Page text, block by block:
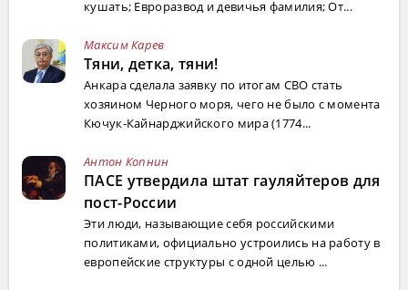
кушать; Евроразвод и девичья фамилия; От...
Максим Карев
Тяни, детка, тяни!
Анкара сделала заявку по итогам СВО стать
хозяином Черного моря, чего не было с момента
Кючук-Кайнарджийского мира (1774...
Антон Копнин
ПАСЕ утвердила штат гауляйтеров для
пост-России
Эти люди, называющие себя российскими
политиками, официально устроились на работу в
европейские структуры с одной целью ...